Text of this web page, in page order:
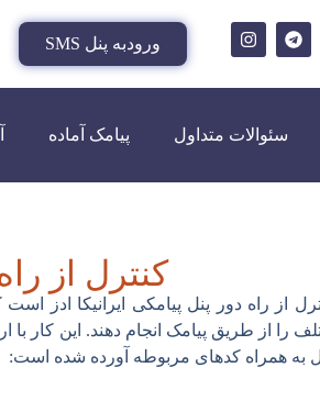
ورودبه پنل SMS
سئوالات متداول پیامک آماده
کنترل از
از راه دور پنل پیامکی ایرانیکا ادز است
را از طریق پیامک انجام دهند. این کار
به همراه کدهای مربوطه آورده شده است: